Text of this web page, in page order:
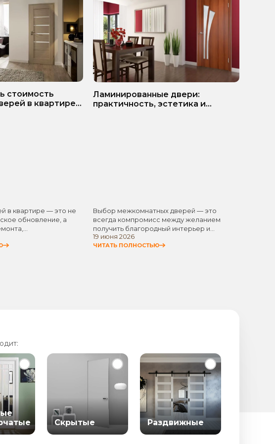
стоимость
в квартире?
в квартире — это не
обновление, а
Ламинированные двери:
практичность, эстетика и
Выбор межкомнатных дверей — это
всегда компромисс между желанием
получить благородный интерьер и
стремлением не…
19 июня 2026
ЧИТАТЬ ПОЛНОСТЬЮ
Скрытые Раздвижные